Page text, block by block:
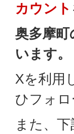
カウント
奥多摩
います。
Xを利用
ひフォロ
また、